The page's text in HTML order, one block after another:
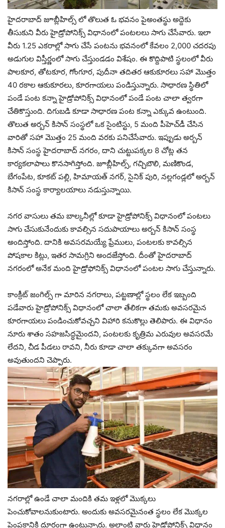
హైదరాబాద్ జూబ్లీహిల్స్‌ లో తొలుత ఓ భవనం పైఅంతస్థు అద్దెకు
తీసుకుని వీరు హైడ్రోపోనిక్స్ విధానంలో పంటలలు సాగు చేసేవారు. ఇలా
వీరు 1.25 ఎకరాల్లో సాగు చేసే పంటను భవనంలో కేవలం 2,000 చదరపు
అడుగుల విస్తీర్ణంలో సాగు చేస్తుండడం విశేషం. ఈ కొద్దిపాటి స్థలంలో వీరు
పాలకూర, తోటకూర, గోంగూర, పుదీనా తదితర ఆకుకూరలు సహా మొత్తం
40 రకాల ఆకుకూరలు, కూరగాయలు పండిస్తున్నారు. సాధారణ స్థితిలో
పండే పంట కన్నా హైడ్రోపోనిక్స్ విధానంలో పండే పంట చాలా త్వరగా
చేతికొస్తుంది. దిగుబడి కూడా సాధారణ పంట కన్నా ఎక్కువ ఉంటుంది.
తొలుత అర్బన్ కిసాన్ సంస్థలో ఒక సైంటిస్టు, 5 మంది పీహెచ్‌డీ చేసిన
వారితో సహా మొత్తం 25 మంది వరకు పనిచేసేవారు. ఇప్పుడు అర్బన్
కిసాన్ సంస్థ హైదరాబాద్ నగరం, దాని చుట్టుపక్కల 8 చోట్ల తన
కార్యకలాపాలు కొనసాగిస్తోంది. జూబ్లీహిల్స్, గచ్చిబౌలి, మణికొండ,
బేగంపేట, కూకట్ పల్లి, హిమాయత్ నగర్, సైనిక్ పురి, నల్లగండ్లలో అర్బన్
కిసాన్ సంస్థ కార్యాలయాలు నడుస్తున్నాయి.
నగర వాసులు తమ బాల్కనీల్లో కూడా హైడ్రోపోనిక్స్ విధానంలో పంటలు
సాగు చేసుకునేందుకు కావల్సిన సదుపాయాలు అర్బన్‌ కిసాన్ సంస్థ
అందిస్తోంది. దానికి అవసరమయ్యే ఫ్రేములు, పంటలకు కావల్సిన
పోషకాల కిట్లు, ఇతర సామగ్రిని అందజేస్తోంది. దీంతో హైదరాబాద్
నగరంలో అనేక మంది హైడ్రోఫోనిక్స్ విధానంలో పంటల సాగు చేస్తున్నారు.
కాంక్రీట్ జంగిల్స్‌ గా మారిన నగరాలు, పట్టణాల్లో స్థలం లేక ఇబ్బంది
పడేవారు హైడ్రోపోనిక్స్ విధానంలో చాలా తేలికగా తమకు అవసరమైన
కూరగాయలు పండించుకోవచ్చని విహారి కనుకొల్లు తెలిపారు. ఈ విధానం
నూరు శాతం సహజసిద్ధమైందని, పంటలకు కృత్రిమ ఎరువుల అవసరమే
లేదని, చీడ పీడలు రావని, నీరు కూడా చాలా తక్కువగా అవసరం
అవుతుందని చెప్పారు.
నగరాల్లో ఉండే చాలా మందికి తమ ఇళ్లలో మొక్కలు
పెంచుకోవాలనుకుంటారు. అందుకు అవసరమైనంత స్థలం లేక మొక్కల
పెంపకానికి దూరంగా ఉంటున్నారు. అలాంటి వారు హైడ్రోపోనిక్స్ విధానం